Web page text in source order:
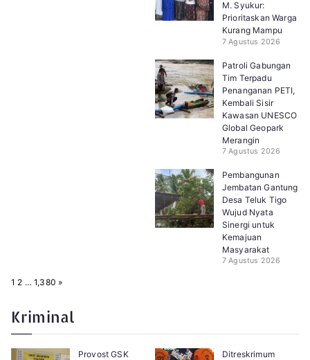
M. Syukur:
Prioritaskan Warga
Kurang Mampu
7 Agustus 2026
Patroli Gabungan
Tim Terpadu
Penanganan PETI,
Kembali Sisir
Kawasan UNESCO
Global Geopark
Merangin
7 Agustus 2026
Pembangunan
Jembatan Gantung
Desa Teluk Tigo
Wujud Nyata
Sinergi untuk
Kemajuan
Masyarakat
7 Agustus 2026
P
:
1 2 … 1,380 N
»
Kriminal
Provost GSK
Ditreskrimum